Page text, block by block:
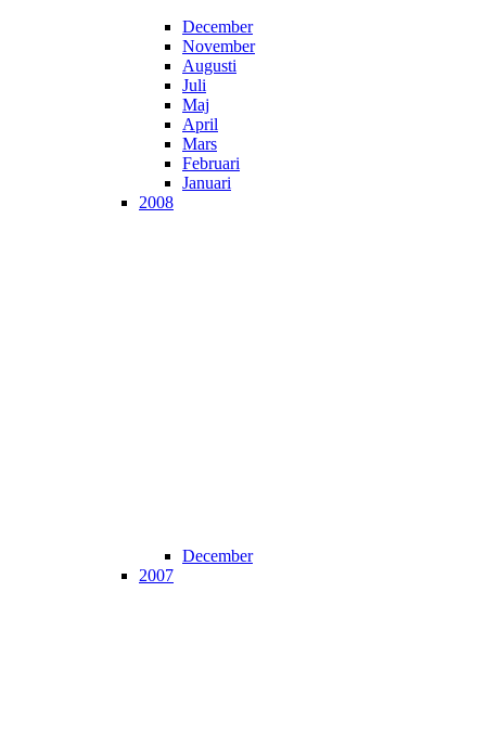
December
November
Augusti
Juli
Maj
April
Mars
Februari
Januari
2008
December
2007